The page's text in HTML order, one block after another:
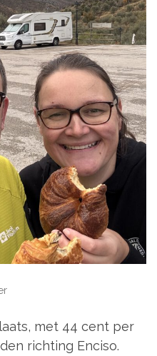
met 44 cent per
richting Enciso.